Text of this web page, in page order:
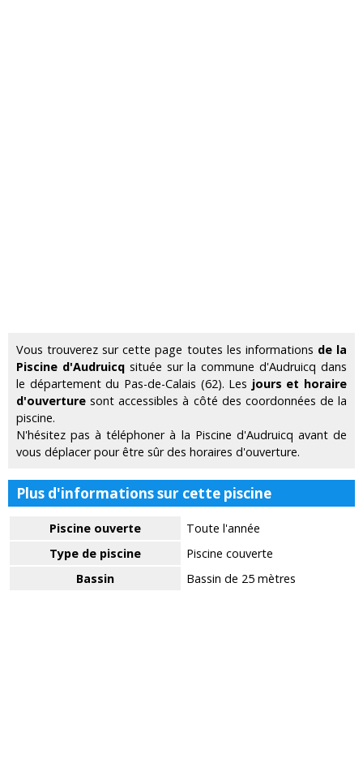
Vous trouverez sur cette page toutes les informations de la
Piscine d'Audruicqsituée sur la commune d'Audruicq dans
le département du Pas-de-Calais (62). Les jours et horaire
d'ouverture sont accessibles à côté des coordonnées de la
piscine.
N'hésitez pas à téléphoner à la Piscine d'Audruicq avant de
vous déplacer pour être sûr des horaires d'ouverture.
Plus d'informations sur cette piscine
Piscine ouverte
Toute l'année
Type de piscine
Piscine couverte
Bassin
Bassin de 25 mètres